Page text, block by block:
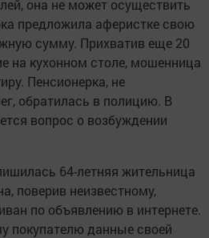
она не может осуществить
предложила аферистке свою
сумму. Прихватив еще 20
на кухонном столе, мошенница
Пенсионерка, не
обратилась в полицию. В
вопрос о возбуждении
64-летняя жительница
поверив неизвестному,
по объявлению в интернете.
покупателю данные своей